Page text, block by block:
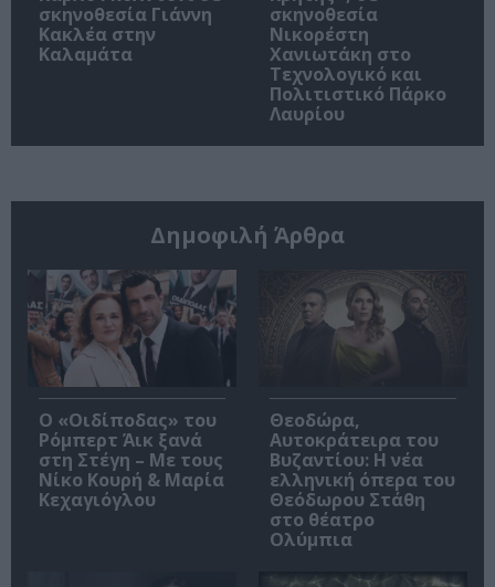
σκηνοθεσία Γιάννη
Κακλέα στην
Καλαμάτα
σκηνοθεσία
Νικορέστη
Χανιωτάκη στο
Τεχνολογικό και
Πολιτιστικό Πάρκο
Λαυρίου
Δημοφιλή Άρθρα
O «Οιδίποδας» του
Ρόμπερτ Άικ ξανά
στη Στέγη – Με τους
Νίκο Κουρή & Μαρία
Κεχαγιόγλου
Θεοδώρα,
Αυτοκράτειρα του
Βυζαντίου: Η νέα
ελληνική όπερα του
Θεόδωρου Στάθη
στο θέατρο
Ολύμπια